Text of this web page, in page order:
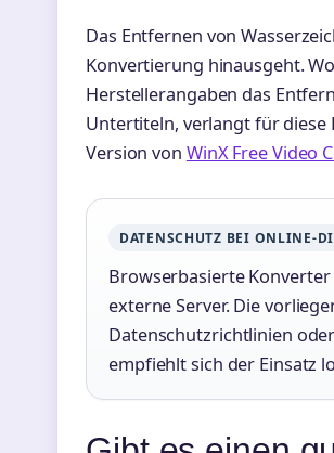
Das Entfernen von
Konvertierung hinausgeht.
Herstellerangaben das
Untertiteln, verlangt für diese
Version von WinX Free Video
DATENSCHUTZ BEI ONLINE-
Browserbasierte
externe Server. Die
Datenschutzrichtlinien
empfiehlt sich der Einsatz